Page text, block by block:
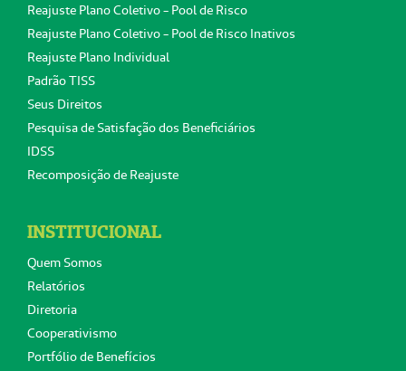
Reajuste Plano Coletivo - Pool de Risco
Reajuste Plano Coletivo - Pool de Risco Inativos
Reajuste Plano Individual
Padrão TISS
Seus Direitos
Pesquisa de Satisfação dos Beneficiários
IDSS
Recomposição de Reajuste
INSTITUCIONAL
Quem Somos
Relatórios
Diretoria
Cooperativismo
Portfólio de Benefícios